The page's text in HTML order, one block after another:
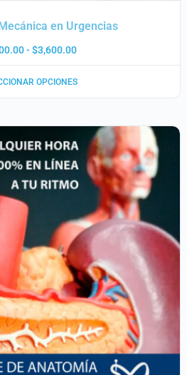
en Urgencias
- $3,600.00
OPCIONES